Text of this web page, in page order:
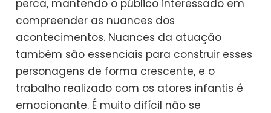
perca, mantendo o público interessado em
compreender as nuances dos
acontecimentos. Nuances da atuação
também são essenciais para construir esses
personagens de forma crescente, e o
trabalho realizado com os atores infantis é
emocionante. É muito difícil não se